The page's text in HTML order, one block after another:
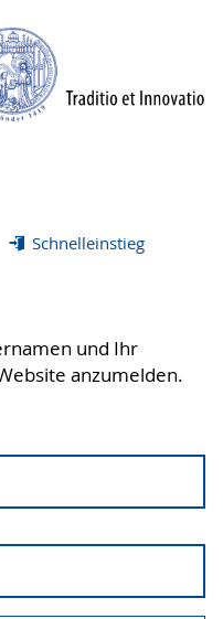
Schnelleinstieg
und Ihr
anzumelden.